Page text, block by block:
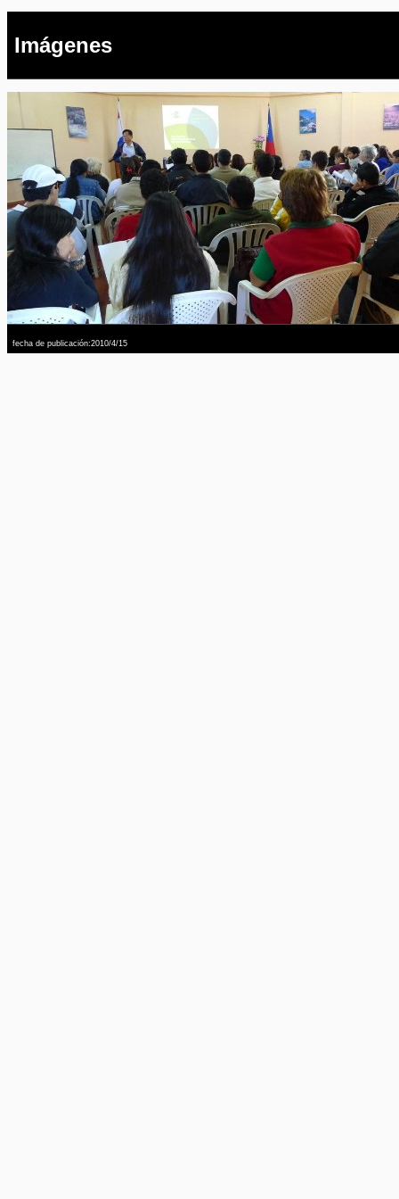
Imágenes
fecha de publicación:2010/4/15